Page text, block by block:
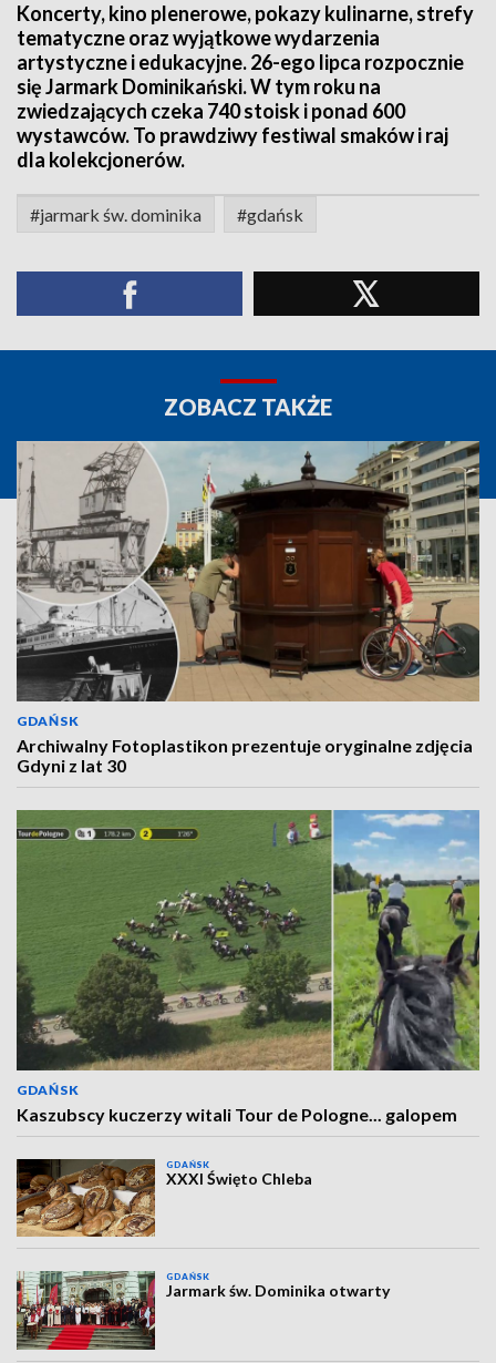
Koncerty, kino plenerowe, pokazy kulinarne, strefy
tematyczne oraz wyjątkowe wydarzenia
artystyczne i edukacyjne. 26-ego lipca rozpocznie
się Jarmark Dominikański. W tym roku na
zwiedzających czeka 740 stoisk i ponad 600
wystawców. To prawdziwy festiwal smaków i raj
dla kolekcjonerów.
#jarmark św. dominika #gdańsk
ZOBACZ TAKŻE
GDAŃSK
Archiwalny Fotoplastikon prezentuje oryginalne zdjęcia
Gdyni z lat 30
GDAŃSK
Kaszubscy kuczerzy witali Tour de Pologne... galopem
GDAŃSK
XXXI Święto Chleba
GDAŃSK
Jarmark św. Dominika otwarty